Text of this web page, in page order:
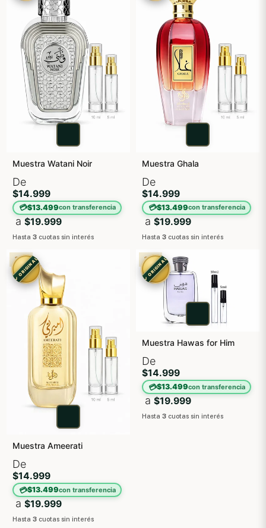
Muestra Watani Noir
De
$14.999
💳$13.499con transferencia
a $19.999
Hasta3 cuotas sin interés
Muestra Ghala
De
$14.999
💳$13.499con transferencia
a $19.999
Hasta 3 cuotas sin interés
3X2
✓ ORIGINAL
Muestra Ameerati
De
$14.999
💳$13.499con transferencia
a $19.999
Hasta3 cuotas sin interés
3X2
✓ ORIGINAL
Muestra Hawas for Him
De
$14.999
💳$13.499con transferencia
a $19.999
Hasta 3 cuotas sin interés